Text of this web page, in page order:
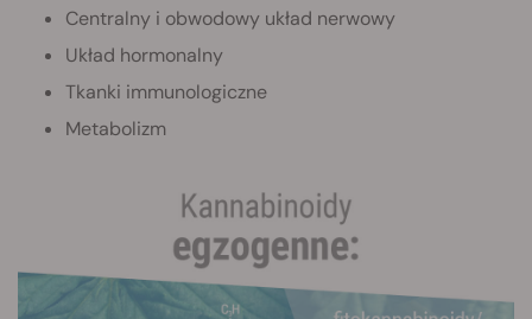
Centralny i obwodowy układ nerwowy
Układ hormonalny
Tkanki immunologiczne
Metabolizm